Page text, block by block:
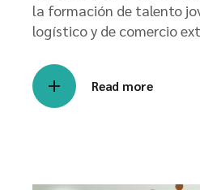
la formación de talento
logístico y de comercio
Read more